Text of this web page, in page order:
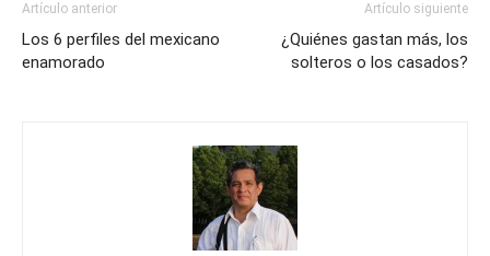
Artículo anterior
Los 6 perfiles del mexicano
enamorado
Artículo siguiente
¿Quiénes gastan más, los
solteros o los casados?